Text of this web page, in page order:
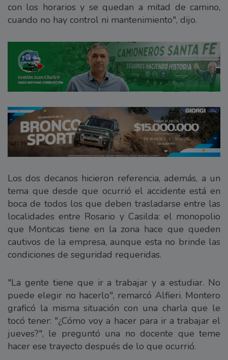
con los horarios y se quedan a mitad de camino,
cuando no hay control ni mantenimiento", dijo.
Los dos decanos hicieron referencia, además, a un
tema que desde que ocurrió el accidente está en
boca de todos los que deben trasladarse entre las
localidades entre Rosario y Casilda: el monopolio
que Monticas tiene en la zona hace que queden
cautivos de la empresa, aunque esta no brinde las
condiciones de seguridad requeridas.
"La gente tiene que ir a trabajar y a estudiar. No
puede elegir no hacerlo", remarcó Alfieri. Montero
graficó la misma situación con una charla que le
tocó tener: "¿Cómo voy a hacer para ir a trabajar el
jueves?", le preguntó una no docente que teme
hacer ese trayecto después de lo que ocurrió.